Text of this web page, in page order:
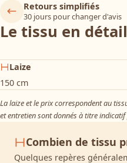
Retours simplifiés
30 jours pour changer d'avis
Le tissu en détail
Laize
150 cm
La laize et le prix correspondent au
et entretien sont donnés à titre
Combien de tissu
Quelques repères